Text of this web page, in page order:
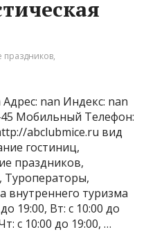
праздников,
nan Индекс: nan
Мобильный Телефон:
abclubmice.ru вид
гостиниц,
праздников,
Туроператоры,
внутреннего туризма
19:00, Вт: с 10:00 до
с 10:00 до 19:00, …